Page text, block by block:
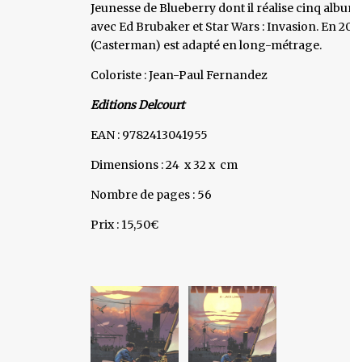
Jeunesse de Blueberry dont il réalise cinq
avec Ed Brubaker et Star Wars : Invasion. En
(Casterman) est adapté en long-métrage.
Coloriste : Jean-Paul Fernandez
Editions Delcourt
EAN : 9782413041955
Dimensions : 24 x 32 x cm
Nombre de pages : 56
Prix : 15,50€